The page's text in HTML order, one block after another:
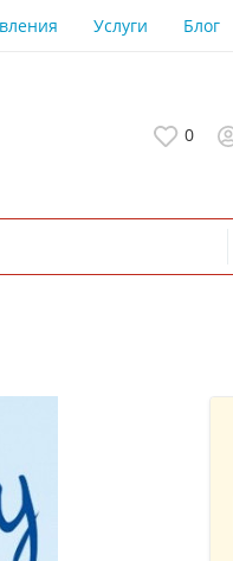
Услуги Блог
0